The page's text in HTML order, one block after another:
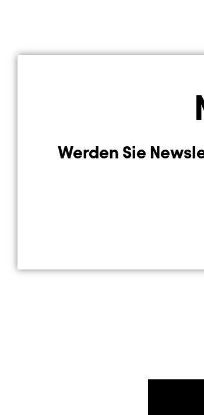
Werden Sie